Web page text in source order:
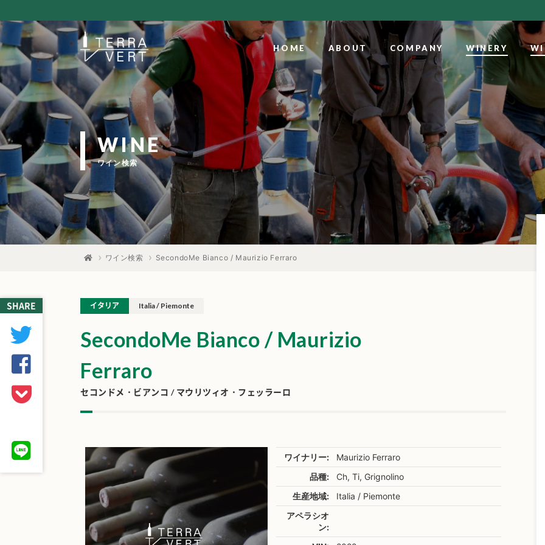
HOME ABOUT COMPANY WINERY
WINE
ワイン検索
ワイン検索 SecondoMe Bianco / Maurizio Ferraro
SHARE
SecondoMe Bianco / Maurizio
Ferraro
セコンドメ・ビアンコ / マウリツィオ・フェッラーロ
イタリア Italia / Piemonte
ワイナリー:
Maurizio Ferraro
品種:
Ch, Ti, Grignolino
生産地域:
Italia / Piemonte
アペラシオ
ン: